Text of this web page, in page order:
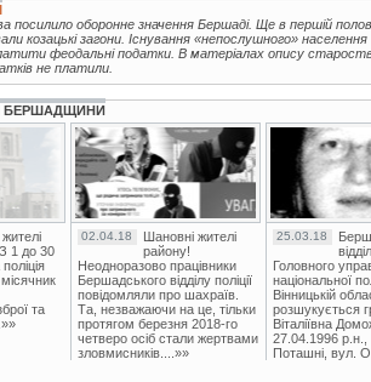
посилило оборонне значення Бершаді. Ще в першій
козацькі загони. Існування «непослушного»
феодальні податки. В матеріалах опису
не платили.
БЕРШАДЩИНИ
1 до 30
та
02.04.18
Шановні жителі
району!
Неодноразово працівники
Бершадського відділу поліції
повідомляли про шахраїв.
Та, незважаючи на це, тільки
протягом березня 2018-го
четверо осіб стали жертвами
зловмисників....»»
25.03.18
Головного
національної
Вінницькій
розшукується
Віталіївна
27.04.1996 р.н.,
Поташні, вул.